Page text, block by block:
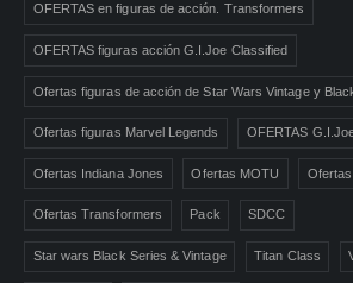
OFERTAS en figuras de acción. Transformers
OFERTAS figuras acción G.I.Joe Classified
Ofertas figuras de acción de Star Wars Vintage y
Ofertas figuras Marvel Legends OFERTAS
Ofertas Indiana Jones Ofertas MOTU
Ofertas Transformers Pack SDCC
Star wars Black Series & Vintage Titan Class